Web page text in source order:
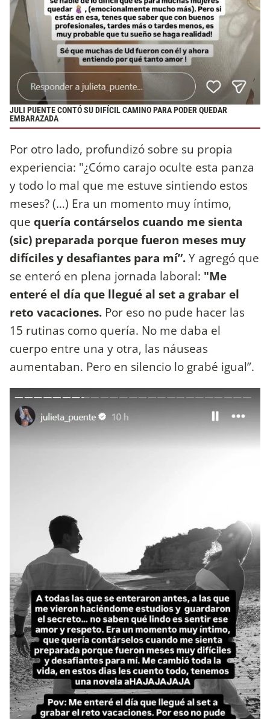
JULI PUENTE CONTÓ SU DIFÍCIL CAMINO PARA PODER QUEDAR
EMBARAZADA
Por otro lado, profundizó sobre su propia
experiencia: "¿Cómo carajo oculte esta panza
y todo lo mal que me estuve sintiendo estos
meses? (…) Era un momento muy íntimo,
que quería contárselos cuando me sienta
(sic) preparada porque fueron meses muy
difíciles y desafiantes para mí”.Y agregó que
se enteró en plena jornada laboral: "Me
enteré el día que llegué al set a grabar el
reto vacaciones. Por eso no pude hacer las
15 rutinas como quería. No me daba el
cuerpo entre una y otra, las náuseas
aumentaban. Pero en silencio lo grabé igual”.